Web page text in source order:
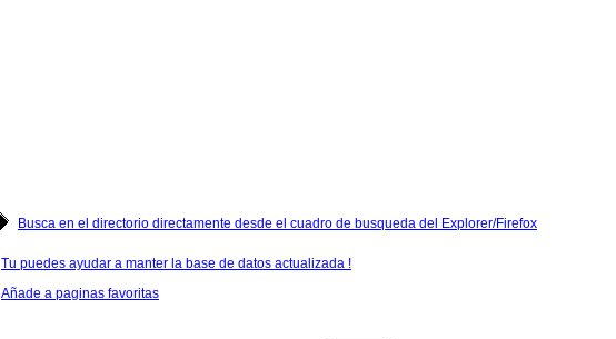
Busca en el directorio directamente desde el cuadro de busqueda del Explorer/Firefox
Tu puedes ayudar a manter la base de datos actualizada !
Añade a paginas favoritas